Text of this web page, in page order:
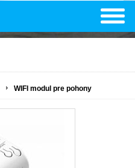
WIFI modul pre pohony